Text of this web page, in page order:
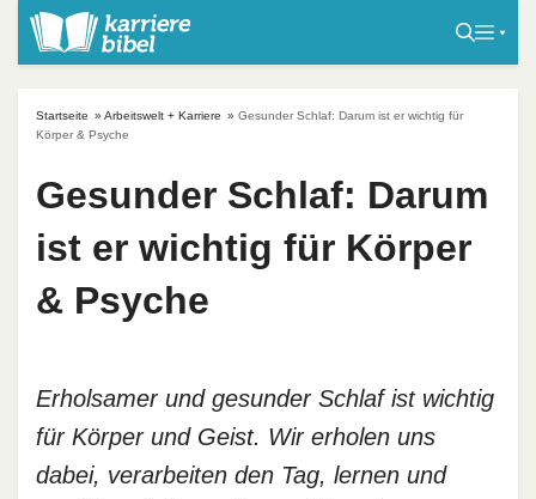
Startseite » Arbeitswelt + Karriere » Gesunder Schlaf: Darum ist er wichtig für
Körper & Psyche
Gesunder Schlaf: Darum
ist er wichtig für Körper
& Psyche
Erholsamer und gesunder Schlaf ist wichtig
für Körper und Geist. Wir erholen uns
dabei, verarbeiten den Tag, lernen und